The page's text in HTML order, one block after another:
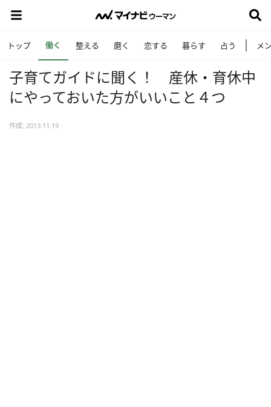
トップ 働く 整える 磨く 恋する 暮らす 占う メ
子育てガイドに聞く！ 産休・育休中
にやっておいた方がいいこと４つ
作成: 2013.11.19